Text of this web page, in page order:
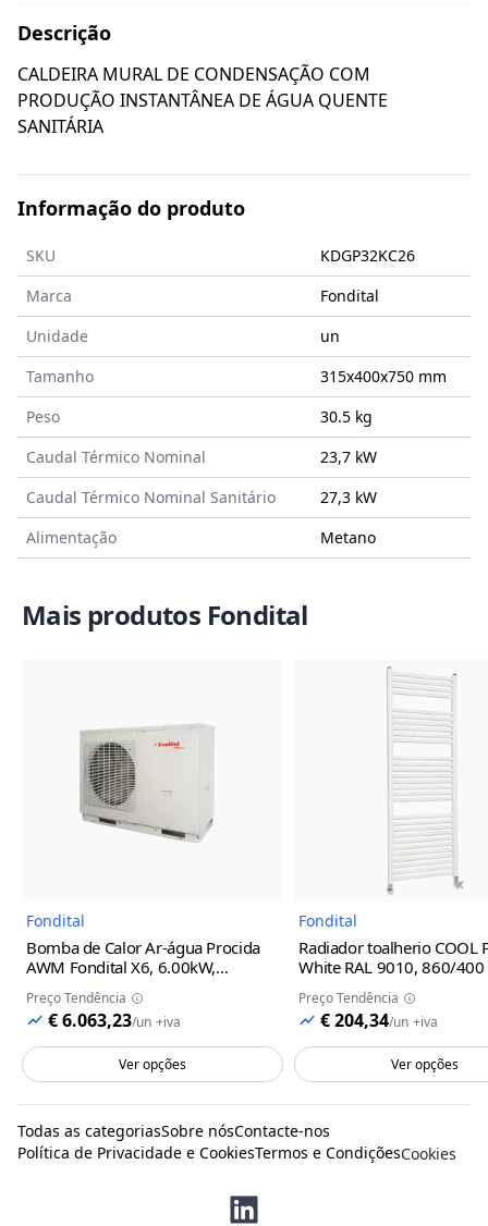
Descrição
CALDEIRA MURAL DE CONDENSAÇÃO COM
PRODUÇÃO INSTANTÂNEA DE ÁGUA QUENTE
SANITÁRIA
Informação do produto
SKU
KDGP32KC26
Marca
Fondital
Unidade
un
Tamanho
315x400x750 mm
Peso
30.5 kg
Caudal Térmico Nominal
23,7 kW
Caudal Térmico Nominal Sanitário
27,3 kW
Alimentação
Metano
Mais produtos Fondital
Imagem do Produto
Fondital
Bomba de Calor Ar-água Procida
AWM Fondital X6, 6.00kW,
Monofásico, R32
Preço Tendência
€ 6.063,23/un +iva
Ver opções
Fondital
Radiador toalherio COOL
White RAL 9010, 860/400
Preço Tendência
€ 204,34/un +iva
Ver opções
Todas as categoriasSobre nósContacte-nos
Política de Privacidade e CookiesTermos e CondiçõesCookies